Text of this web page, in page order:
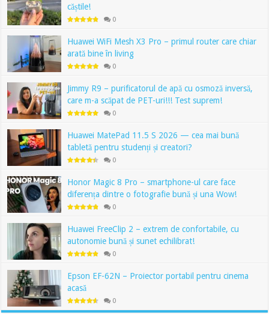
căștile!
0
Huawei WiFi Mesh X3 Pro – primul router care chiar
arată bine în living
0
Jimmy R9 – purificatorul de apă cu osmoză inversă,
care m-a scăpat de PET-uri!!! Test suprem!
0
Huawei MatePad 11.5 S 2026 — cea mai bună
tabletă pentru studenți și creatori?
0
Honor Magic 8 Pro – smartphone-ul care face
diferența dintre o fotografie bună și una Wow!
0
Huawei FreeClip 2 – extrem de confortabile, cu
autonomie bună și sunet echilibrat!
0
Epson EF-62N – Proiector portabil pentru cinema
acasă
0